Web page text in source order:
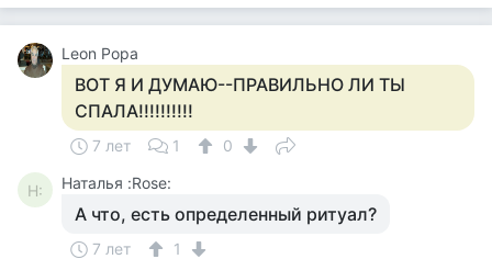
Leon Popa
ВОТ Я И ДУМАЮ--ПРАВИЛЬНО ЛИ ТЫ
СПАЛА!!!!!!!!!!
7 лет 1 0
Н: Наталья :Rose:
А что, есть определенный ритуал?
7 лет 1